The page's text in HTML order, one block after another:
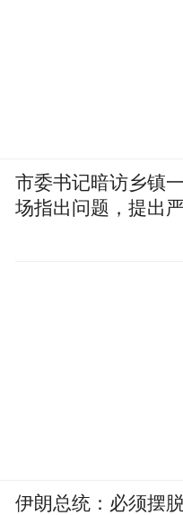
市委书记暗访乡镇
场指出问题，提出
伊朗总统：必须摆